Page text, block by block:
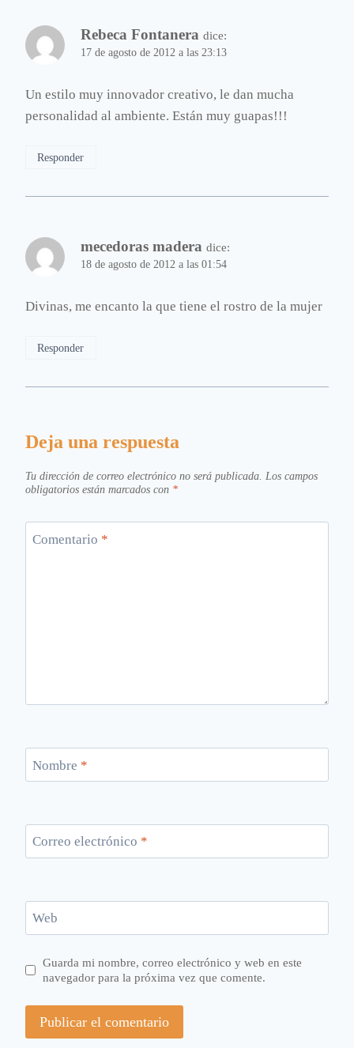
Rebeca Fontanera dice:
17 de agosto de 2012 a las 23:13
Un estilo muy innovador creativo, le dan mucha
personalidad al ambiente. Están muy guapas!!!
Responder
mecedoras madera dice:
18 de agosto de 2012 a las 01:54
Divinas, me encanto la que tiene el rostro de la mujer
Responder
Deja una respuesta
Tu dirección de correo electrónico no será publicada. Los campos
obligatorios están marcados con *
Comentario *
Nombre *
Correo electrónico *
Web
Guarda mi nombre, correo electrónico y web en este
navegador para la próxima vez que comente.